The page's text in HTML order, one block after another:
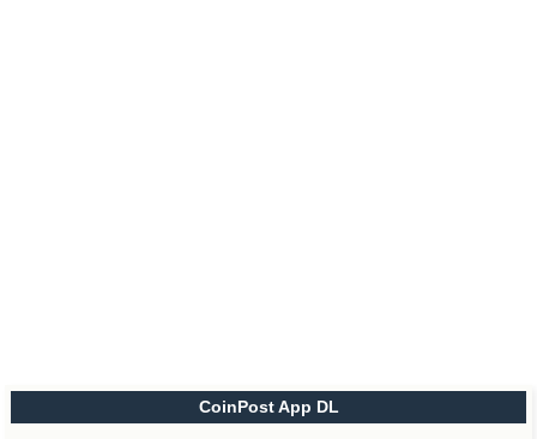
CoinPost App DL